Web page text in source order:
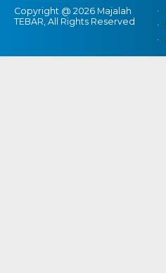
Copyright @ 2026 Majalah
TEBAR, All Rights Reserved